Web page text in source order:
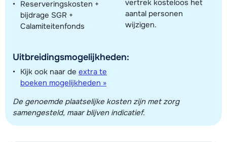
Reserveringskosten +
bijdrage SGR +
Calamiteitenfonds
Uitbreidingsmogelijkheden:
Kijk ook naar de extra te
boeken mogelijkheden »
vertrek kosteloos het
aantal personen
wijzigen.
De genoemde plaatselijke kosten zijn met zorg
samengesteld, maar blijven indicatief.